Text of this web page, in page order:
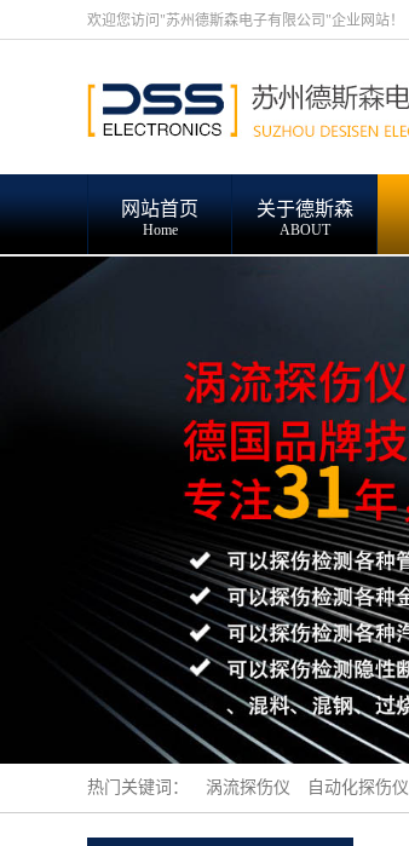
欢迎您访问"苏州德斯森电子有限公司"企业网站！
网站首页
Home
关于德斯森
ABOUT
热门关键词： 涡流探伤仪 自动化探伤仪